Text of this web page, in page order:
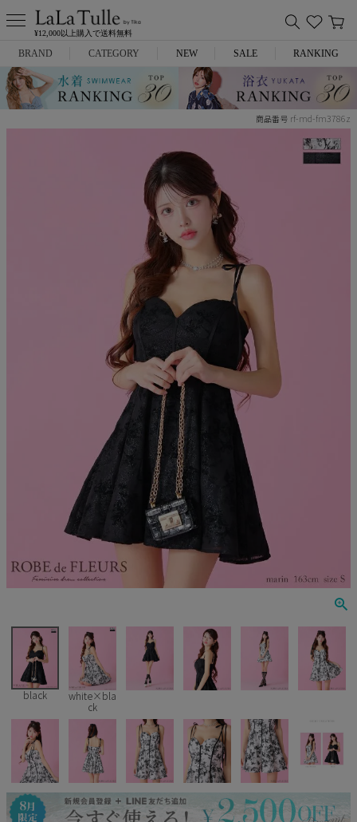
¥12,000以上購入で送料無料
BRAND
Anella
GLAMOROUS
JENNNY
COMEX
Pleaser
CATEGORY
ミニドレス
NEW SALE RANKING
商品番号 rf-md-fm3786z
black
white×bla
ck